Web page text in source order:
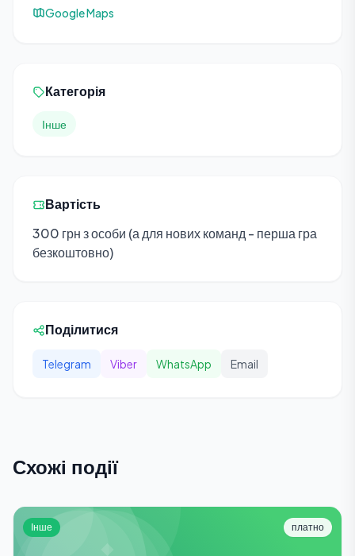
Google Maps
Категорія
Інше
Вартість
300 грн з особи (а для нових команд - перша гра
безкоштовно)
Поділитися
Telegram Viber WhatsApp Email
Схожі події
Інше платно